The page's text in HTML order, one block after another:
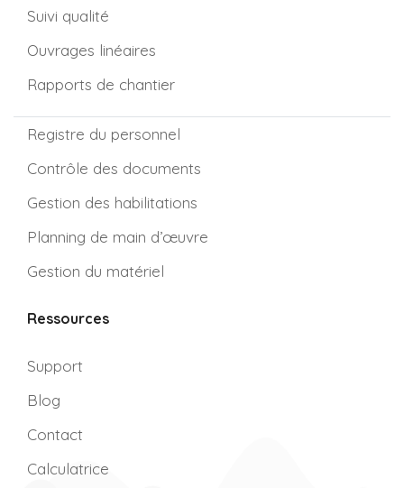
Suivi qualité
Ouvrages linéaires
Rapports de chantier
Registre du personnel
Contrôle des documents
Gestion des habilitations
Planning de main d’œuvre
Gestion du matériel
Ressources
Support
Blog
Contact
Calculatrice